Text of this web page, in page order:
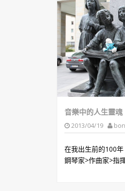
音樂中的人生靈魂
2013/04/19
在我出生前的100
鋼琴家>作曲家>指